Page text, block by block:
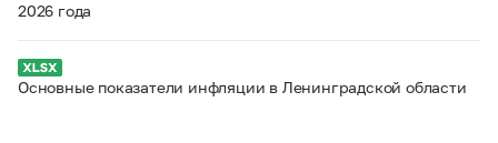
2026 года
Основные показатели инфляции в Ленинградской области